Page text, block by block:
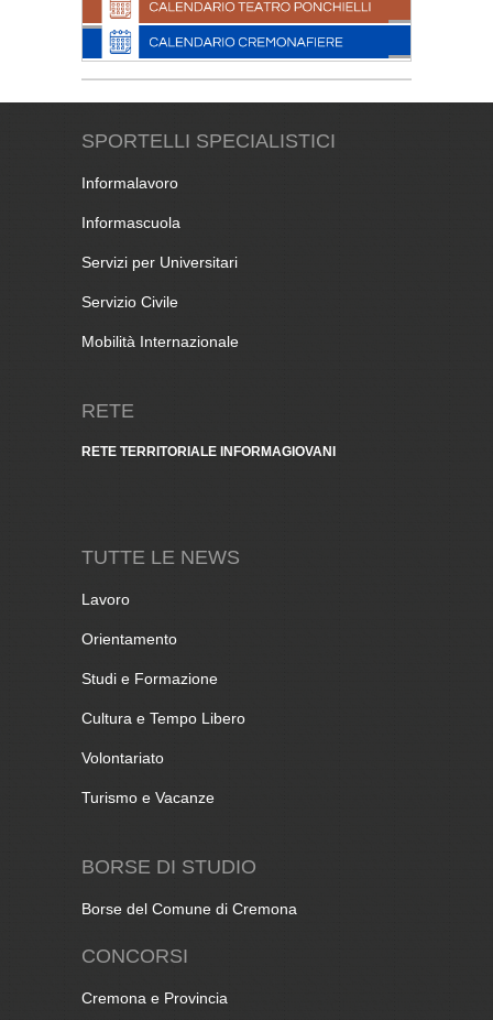
SPORTELLI SPECIALISTICI
Informalavoro
Informascuola
Servizi per Universitari
Servizio Civile
Mobilità Internazionale
RETE
RETE TERRITORIALE INFORMAGIOVANI
TUTTE LE NEWS
Lavoro
Orientamento
Studi e Formazione
Cultura e Tempo Libero
Volontariato
Turismo e Vacanze
BORSE DI STUDIO
Borse del Comune di Cremona
CONCORSI
Cremona e Provincia